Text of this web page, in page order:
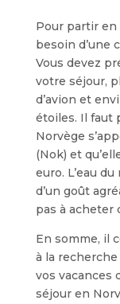
Pour partir en
besoin d’une
Vous devez
votre séjour,
d’avion et
étoiles. Il faut
Norvège
(Nok) et
euro. L’eau
d’un goût
pas à acheter
En somme, il
à la
vos vacances
séjour en